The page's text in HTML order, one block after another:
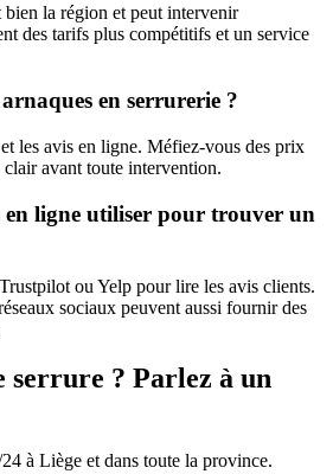
la région et peut intervenir
des tarifs plus compétitifs et un service
en serrurerie ?
les avis en ligne. Méfiez-vous des prix
avant toute intervention.
en ligne utiliser pour trouver un
ou Yelp pour lire les avis clients.
sociaux peuvent aussi fournir des
serrure ? Parlez à un
à Liège et dans toute la province.